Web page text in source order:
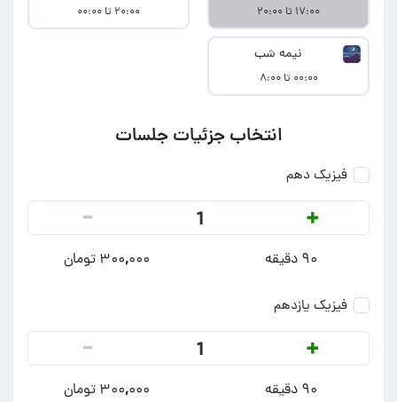
۱۷:۰۰ تا ۲۰:۰۰ ۲۰:۰۰ تا ۰۰:۰۰
نیمه شب
۰۰:۰۰ تا ۸:۰۰
انتخاب جزئیات جلسات
فیزیک دهم
+
1
-
۹۰ دقیقه ۳۰۰,۰۰۰ تومان
فیزیک یازدهم
+
1
-
۹۰ دقیقه ۳۰۰,۰۰۰ تومان